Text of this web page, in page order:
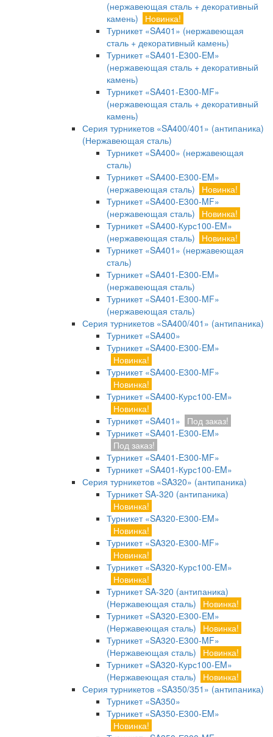
(нержавеющая сталь + декоративный
камень)
Новинка!
Турникет «SA401» (нержавеющая
сталь + декоративный камень)
Турникет «SA401-E300-EM»
(нержавеющая сталь + декоративный
камень)
Турникет «SA401-E300-MF»
(нержавеющая сталь + декоративный
камень)
Серия турникетов «SA400/401» (антипаника)
(Нержавеющая сталь)
Турникет «SA400» (нержавеющая
сталь)
Турникет «SA400-Е300-EM»
(нержавеющая сталь)
Новинка!
Турникет «SA400-Е300-MF»
(нержавеющая сталь)
Новинка!
Турникет «SA400-Курс100-EM»
(нержавеющая сталь)
Новинка!
Турникет «SA401» (нержавеющая
сталь)
Турникет «SA401-E300-EM»
(нержавеющая сталь)
Турникет «SA401-E300-MF»
(нержавеющая сталь)
Серия турникетов «SA400/401» (антипаника)
Турникет «SA400»
Турникет «SA400-Е300-EM»
Новинка!
Турникет «SA400-Е300-MF»
Новинка!
Турникет «SA400-Курс100-EM»
Новинка!
Турникет «SA401»
Под заказ!
Турникет «SA401-E300-EM»
Под заказ!
Турникет «SA401-E300-MF»
Турникет «SA401-Курс100-EM»
Серия турникетов «SA320» (антипаника)
Турникет SA-320 (антипаника)
Новинка!
Турникет «SA320-Е300-EM»
Новинка!
Турникет «SA320-Е300-MF»
Новинка!
Турникет «SA320-Курс100-EM»
Новинка!
Турникет SA-320 (антипаника)
(Нержавеющая сталь)
Новинка!
Турникет «SA320-Е300-EM»
(Нержавеющая сталь)
Новинка!
Турникет «SA320-Е300-MF»
(Нержавеющая сталь)
Новинка!
Турникет «SA320-Курс100-EM»
(Нержавеющая сталь)
Новинка!
Серия турникетов «SA350/351» (антипаника)
Турникет «SA350»
Турникет «SA350-Е300-EM»
Новинка!